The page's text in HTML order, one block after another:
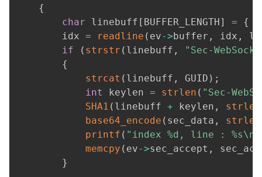
{
char linebuff [ BUFFER_LENGTH] = {
		idx
= readline ( ev->buffer , idx ,
if
( strstr ( linebuff ,
"Sec-
{
strcat ( linebuff , GUID ) ;
int
keylen = strlen ( "Sec-
SHA1 ( linebuff + keylen , strlen
base64_encode ( sec_data , strlen
printf ( "index %d, line : %s\n"
memcpy ( ev->sec_accept ,
}